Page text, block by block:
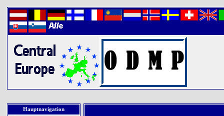
Hauptnavigation